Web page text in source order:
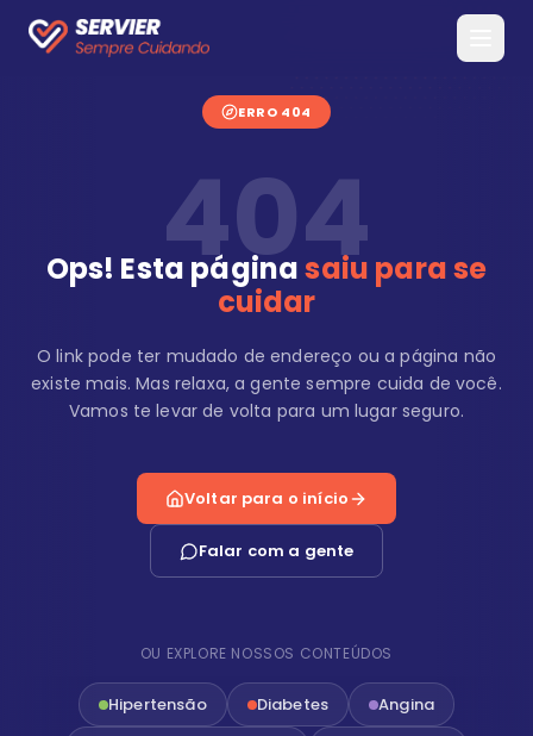
ERRO 404
404
Ops! Esta páginasaiu para se
cuidar
O link pode ter mudado de endereço ou a página não
existe mais. Mas relaxa, a gente sempre cuida de você.
Vamos te levar de volta para um lugar seguro.
Voltar para o início
Falar com a gente
OU EXPLORE NOSSOS CONTEÚDOS
Hipertensão Diabetes
Angina